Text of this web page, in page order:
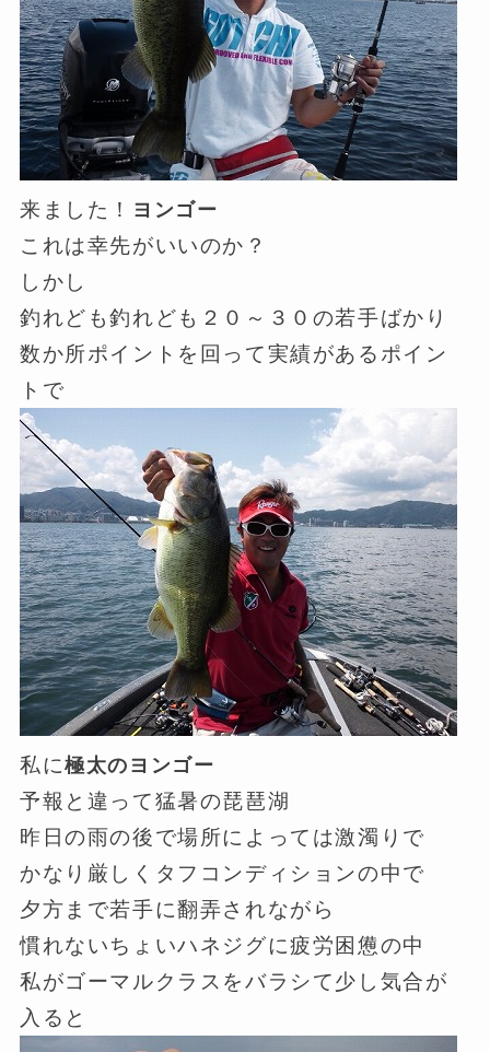
来ました！ ヨンゴー
これは幸先がいいのか？
しかし
釣れども釣れども２０～３０の若手ばかり
数か所ポイントを回って実績があるポイン
トで
私に極太のヨンゴー
予報と違って猛暑の琵琶湖
昨日の雨の後で場所によっては激濁りで
かなり厳しくタフコンディションの中で
夕方まで若手に翻弄されながら
慣れないちょいハネジグに疲労困憊の中
私がゴーマルクラスをバラシて少し気合が
入ると